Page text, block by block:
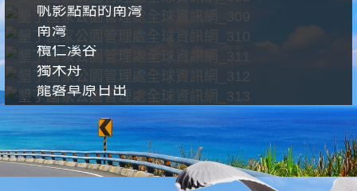
帆影點點的南灣
南灣
欖仁溪谷
獨木舟
龍磐草原日出